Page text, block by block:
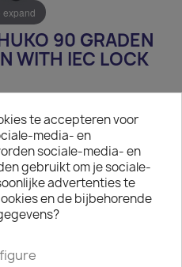
expand
90 GRADEN
WITH IEC LOCK
C13 180 graden, IEC Lock,
te accepteren voor
media- en
sociale-media- en
gebruikt om je sociale-
advertenties te
en de bijbehorende